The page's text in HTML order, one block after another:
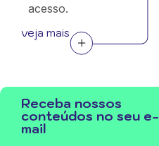
acesso.
veja mais
Receba nossos
conteúdos no seu e-
mail